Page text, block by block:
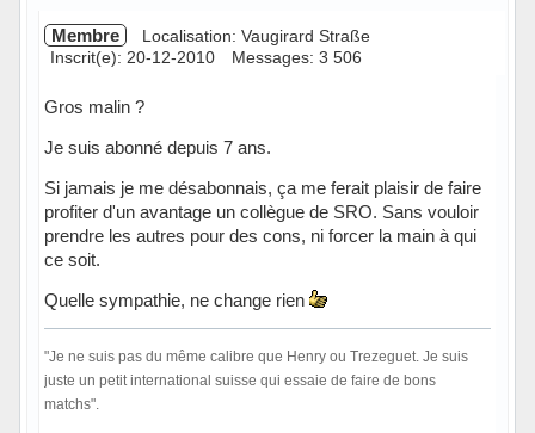
Membre
Localisation: Vaugirard Straße
Inscrit(e): 20-12-2010
Messages: 3 506
Gros malin ?
Je suis abonné depuis 7 ans.
Si jamais je me désabonnais, ça me ferait plaisir de faire
profiter d'un avantage un collègue de SRO. Sans vouloir
prendre les autres pour des cons, ni forcer la main à qui
ce soit.
Quelle sympathie, ne change rien
"Je ne suis pas du même calibre que Henry ou Trezeguet. Je suis
juste un petit international suisse qui essaie de faire de bons
matchs".